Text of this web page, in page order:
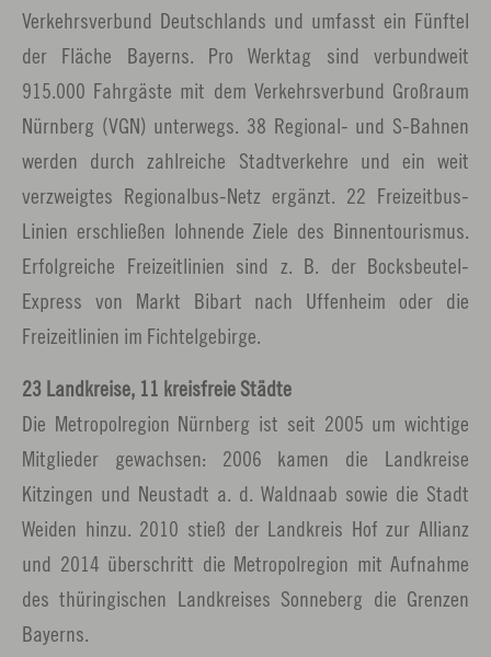
Verkehrsverbund Deutschlands und umfasst ein Fünftel
der Fläche Bayerns. Pro Werktag sind verbundweit
915.000 Fahrgäste mit dem Verkehrsverbund Großraum
Nürnberg (VGN) unterwegs. 38 Regional- und S-Bahnen
werden durch zahlreiche Stadtverkehre und ein weit
verzweigtes Regionalbus-Netz ergänzt. 22 Freizeitbus-
Linien erschließen lohnende Ziele des Binnentourismus.
Erfolgreiche Freizeitlinien sind z. B. der Bocksbeutel-
Express von Markt Bibart nach Uffenheim oder die
Freizeitlinien im Fichtelgebirge.
23 Landkreise, 11 kreisfreie Städte
Die Metropolregion Nürnberg ist seit 2005 um wichtige
Mitglieder gewachsen: 2006 kamen die Landkreise
Kitzingen und Neustadt a. d. Waldnaab sowie die Stadt
Weiden hinzu. 2010 stieß der Landkreis Hof zur Allianz
und 2014 überschritt die Metropolregion mit Aufnahme
des thüringischen Landkreises Sonneberg die Grenzen
Bayerns.